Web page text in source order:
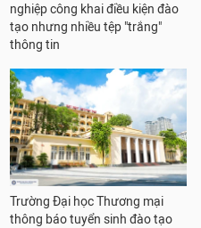
nghiệp công khai điều kiện đào
tạo nhưng nhiều tệp "trắng"
thông tin
Trường Đại học Thương mại
thông báo tuyển sinh đào tạo